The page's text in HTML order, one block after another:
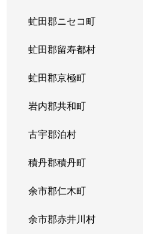
虻田郡ニセコ町
虻田郡留寿都村
虻田郡京極町
岩内郡共和町
古宇郡泊村
積丹郡積丹町
余市郡仁木町
余市郡赤井川村